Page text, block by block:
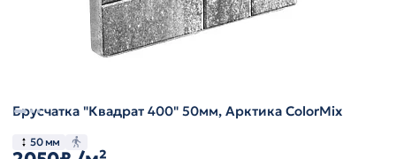
Брусчатка "Квадрат 400" 50мм, Арктика ColorMix
50 мм